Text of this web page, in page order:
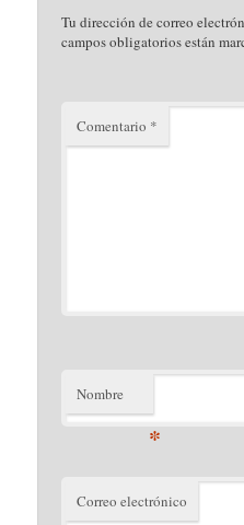
Tu dirección de correo
campos obligatorios están
Comentario *
Nombre
*
Correo electrónico